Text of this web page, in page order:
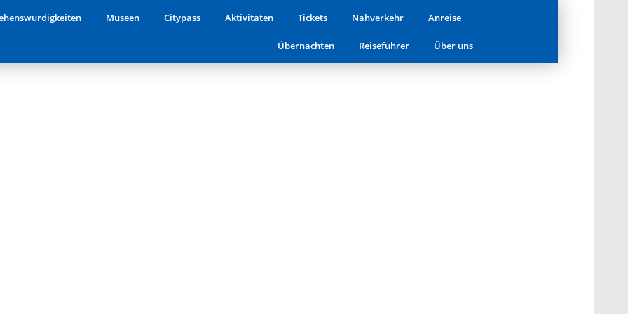
Museen Citypass Aktivitäten Tickets Nahverkehr Anreise
Übernachten Reiseführer Über uns
schönste Aussichtspunkt der Stadt